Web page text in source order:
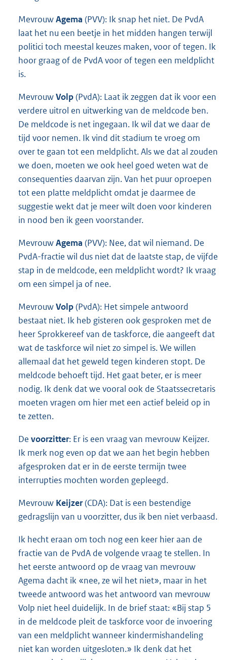
MevrouwAgema (PVV): Ik snap het niet. De PvdA
laat het nu een beetje in het midden hangen terwijl
politici toch meestal keuzes maken, voor of tegen. Ik
hoor graag of de PvdA voor of tegen een meldplicht
is.
MevrouwVolp(PvdA): Laat ik zeggen dat ik voor een
verdere uitrol en uitwerking van de meldcode ben.
De meldcode is net ingegaan. Ik wil dat we daar de
tijd voor nemen. Ik vind dit stadium te vroeg om
over te gaan tot een meldplicht. Als we dat al zouden
we doen, moeten we ook heel goed weten wat de
consequenties daarvan zijn. Van het puur oproepen
tot een platte meldplicht omdat je daarmee de
suggestie wekt dat je meer wilt doen voor kinderen
in nood ben ik geen voorstander.
MevrouwAgema (PVV): Nee, dat wil niemand. De
PvdA-fractie wil dus niet dat de laatste stap, de vijfde
stap in de meldcode, een meldplicht wordt? Ik vraag
om een simpel ja of nee.
MevrouwVolp(PvdA): Het simpele antwoord
bestaat niet. Ik heb gisteren ook gesproken met de
heer Sprokkereef van de taskforce, die aangeeft dat
wat de taskforce wil niet zo simpel is. We willen
allemaal dat het geweld tegen kinderen stopt. De
meldcode behoeft tijd. Het gaat beter, er is meer
nodig. Ik denk dat we vooral ook de Staatssecretaris
moeten vragen om hier met een actief beleid op in
te zetten.
De voorzitter: Er is een vraag van mevrouw Keijzer.
Ik merk nog even op dat we aan het begin hebben
afgesproken dat er in de eerste termijn twee
interrupties mochten worden gepleegd.
Mevrouw Keijzer(CDA): Dat is een bestendige
gedragslijn van u voorzitter, dus ik ben niet verbaasd.
Ik hecht eraan om toch nog een keer hier aan de
fractie van de PvdA de volgende vraag te stellen. In
het eerste antwoord op de vraag van mevrouw
Agema dacht ik «nee, ze wil het niet», maar in het
tweede antwoord was het antwoord van mevrouw
Volp niet heel duidelijk. In de brief staat: «Bij stap 5
in de meldcode pleit de taskforce voor de invoering
van een meldplicht wanneer kindermishandeling
niet kan worden uitgesloten.» Ik denk dat het